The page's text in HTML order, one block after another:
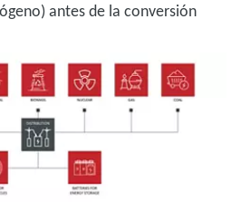
antes de la conversión